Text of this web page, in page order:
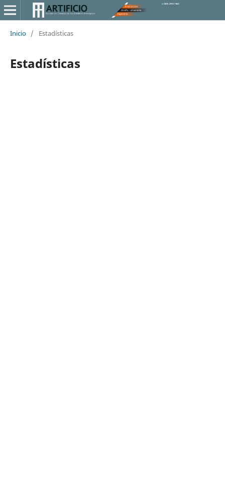
Inicio / Estadísticas
Estadísticas